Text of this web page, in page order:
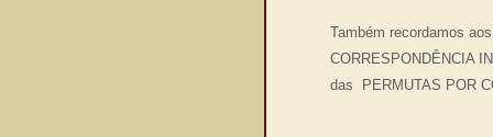
Também recordamos
CORRESPONDÊNCIA
das PERMUTAS POR